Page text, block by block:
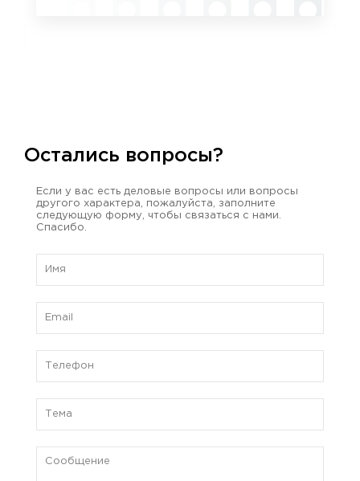
Остались вопросы?
Если у вас есть деловые вопросы или вопросы
другого характера, пожалуйста, заполните
следующую форму, чтобы связаться с нами.
Спасибо.